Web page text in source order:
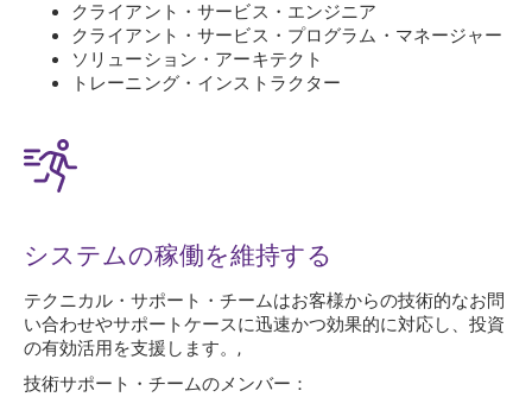
クライアント・サービス・エンジニア
クライアント・サービス・プログラム・マネージャー
ソリューション・アーキテクト
トレーニング・インストラクター
システムの稼働を維持する
テクニカル・サポート・チームはお客様からの技術的なお問
い合わせやサポートケースに迅速かつ効果的に対応し、投資
の有効活用を支援します。,
技術サポート・チームのメンバー：